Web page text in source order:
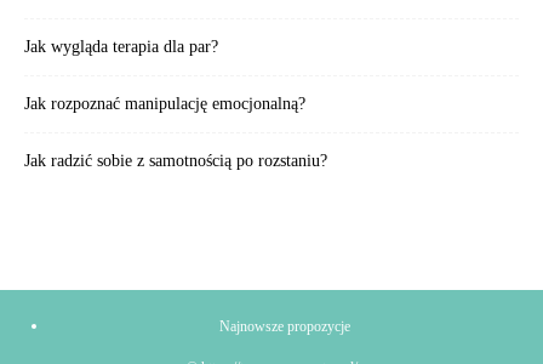
Jak wygląda terapia dla par?
Jak rozpoznać manipulację emocjonalną?
Jak radzić sobie z samotnością po rozstaniu?
Najnowsze propozycje